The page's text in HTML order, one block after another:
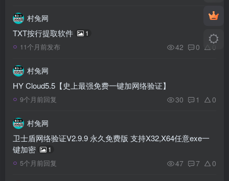
村兔网
TXT按行提取软件 1
11个月前发布 42 0 0
村兔网
HY Cloud5.5【史上最强免费一键加网络验证】
9个月前回复 30 1 0
村兔网
卫士盾网络验证V2.9.9 永久免费版 支持X32,X64任意exe一
键加密
1
5个月前回复 47 7 0